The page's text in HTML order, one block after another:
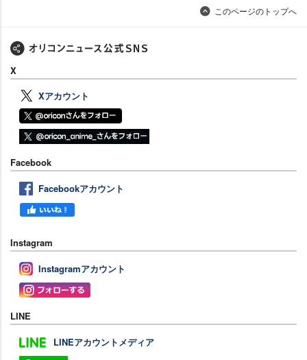
このページのトップへ
X
Xアカウント
Facebook
Facebookアカウント
Instagram
Instagramアカウント
LINE
LINEアカウントメディア